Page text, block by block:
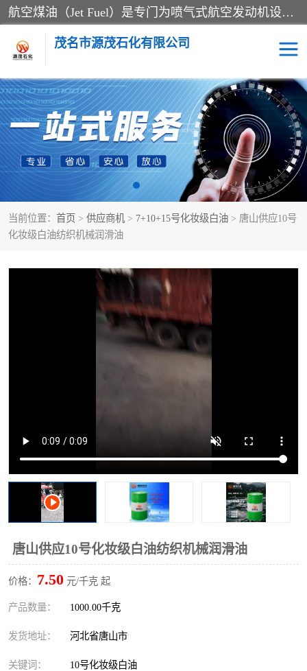
航空煤油（Jet Fuel）是专门为喷气式航空发动机设计的高纯度燃料，主要分为Jet A、Jet A-1和Jet B等类型。其特点是闪点高、低温流动性好，并添加了抗静电剂和抗氧化剂以确保飞行安全。航空煤油需
茂名市源茂石化有限公司
当前位置： 首页 > 供应商机 > 7+10+15号化妆级白油 > 唐山供应10号
化妆级白油纺织机械润滑油
唐山供应10号化妆级白油纺织机械润滑油
价格： 7.50 元/千克 起
产品数量： 1000.00千克
发货地址： 河北省唐山市
关键词： 10号化妆级白油
RP3航空煤油 D20+D30溶剂油
D40+D60溶剂油 D80+D100溶剂油
6号+120号溶剂油 260号溶剂油
异构烷烃 天然乳胶
26+32号化妆级白油 46+68号化妆级白油